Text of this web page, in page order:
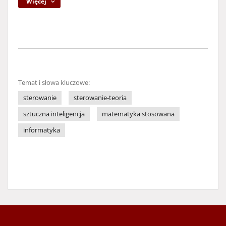
Temat i słowa kluczowe:
sterowanie
sterowanie-teoria
sztuczna inteligencja
matematyka stosowana
informatyka